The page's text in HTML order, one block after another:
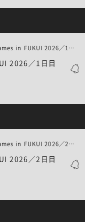
2026／1日目
日本グランプリシリーズ | Athlete Night Games in FUKUI 2026／1日目
2026／2日目
日本グランプリシリーズ | Athlete Night Games in FUKUI 2026／2日目